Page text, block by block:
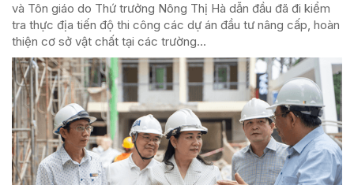
và Tôn giáo do Thứ trưởng Nông Thị Hà dẫn đầu đã đi kiểm
tra thực địa tiến độ thi công các dự án đầu tư nâng cấp, hoàn
thiện cơ sở vật chất tại các trường...